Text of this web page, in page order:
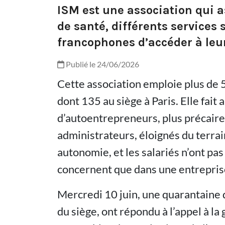
ISM est une association qui
de santé, différents
francophones d’accéder à
Publié le 24/06/2026
Cette association emploie plus de
dont 135 au siège à Paris. Elle fait
d’autoentrepreneurs, plus
administrateurs, éloignés du
autonomie, et les salariés n’ont
concernent que dans une
Mercredi 10 juin, une quarantaine
du siège, ont répondu à l’appel à